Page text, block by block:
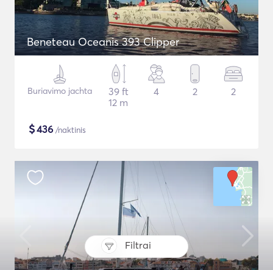
Filtrai
Beneteau Oceanis 393 Clipper
Buriavimo jachta
39 ft
12 m
4 2 2
$436 /naktinis